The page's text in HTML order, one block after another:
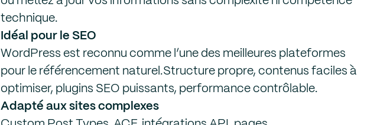
technique.
Idéal pour le SEO
WordPress est reconnu comme l’une des meilleures plateformes
pour le référencement naturel.Structure propre, contenus faciles à
optimiser, plugins SEO puissants, performance contrôlable.
Adapté aux sites complexes